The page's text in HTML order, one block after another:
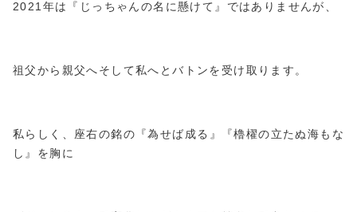
2021年は『じっちゃんの名に懸けて 』ではありませんが、
祖父から親父へそして私へとバトンを受け取ります。
私らしく、座右の銘の『為せば成る』『櫓櫂の立たぬ海もな
し』を胸に